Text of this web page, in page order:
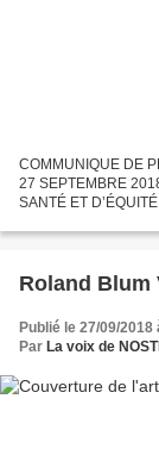
COMMUNIQUE DE
27 SEPTEMBRE
SANTÉ ET
nombreuses...
Roland Blum
Publié le 27/09/2018
Par La voix de